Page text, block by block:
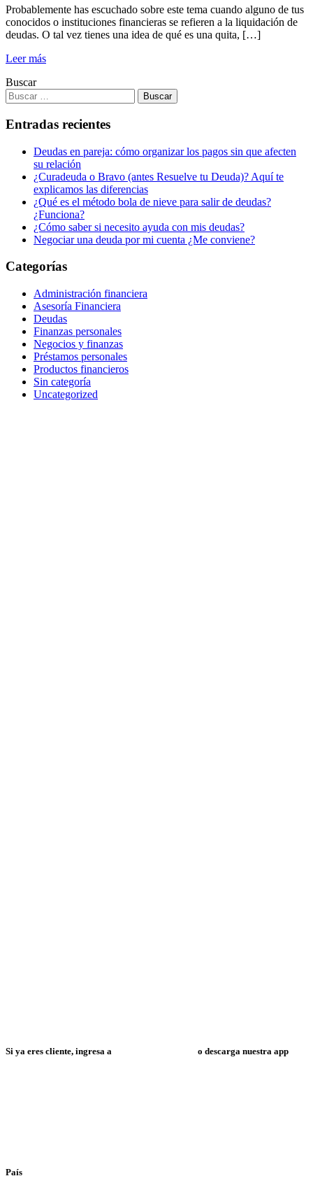
Probablemente has escuchado sobre este tema cuando alguno de tus
conocidos o instituciones financieras se refieren a la liquidación de
deudas. O tal vez tienes una idea de qué es una quita, […]
Leer más
Buscar
Entradas recientes
Deudas en pareja: cómo organizar los pagos sin que afecten
su relación
¿Curadeuda o Bravo (antes Resuelve tu Deuda)? Aquí te
explicamos las diferencias
¿Qué es el método bola de nieve para salir de deudas?
¿Funciona?
¿Cómo saber si necesito ayuda con mis deudas?
Negociar una deuda por mi cuenta ¿Me conviene?
Categorías
Administración financiera
Asesoría Financiera
Deudas
Finanzas personales
Negocios y finanzas
Préstamos personales
Productos financieros
Sin categoría
Uncategorized
Si ya eres cliente, ingresa a o descarga nuestra app
País